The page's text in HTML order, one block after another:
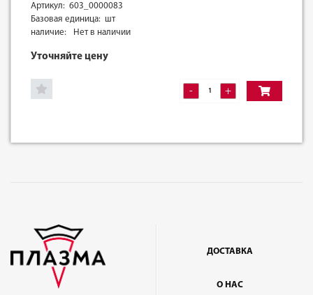
Артикул: 603_0000083
Базовая единица: шт
наличие:
Нет в наличии
Уточняйте цену
- +
ДОСТАВКА
О НАС